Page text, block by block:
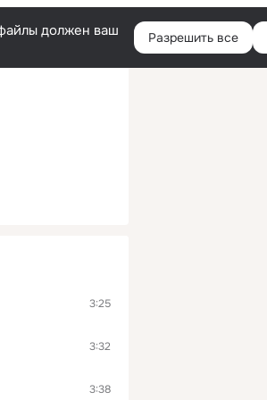
Войти
должен ваш
Разрешить все
3:25
3:32
3:38